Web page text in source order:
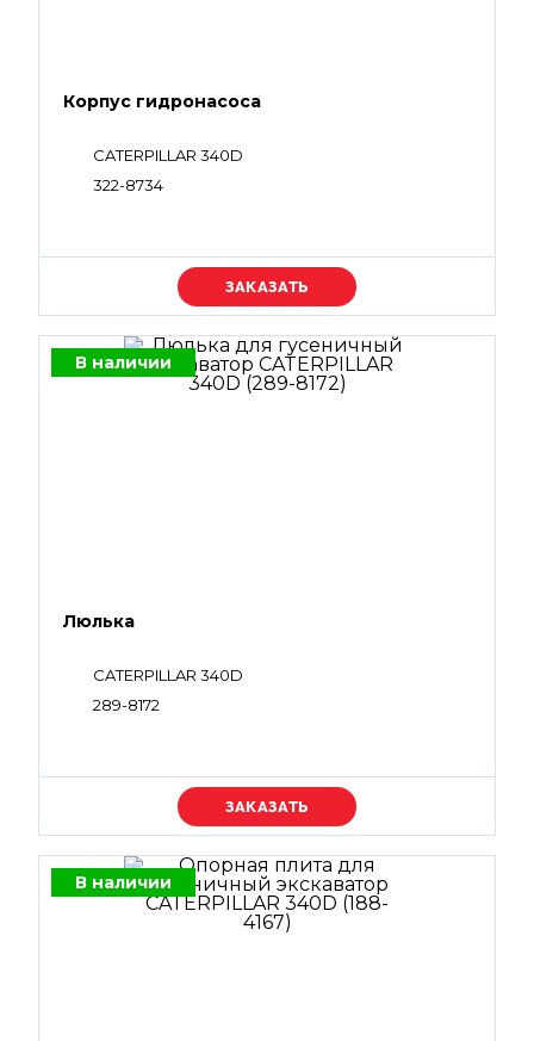
Корпус гидронасоса
CATERPILLAR 340D
322-8734
Уточняйте цену
В наличии
Люлька
CATERPILLAR 340D
289-8172
Уточняйте цену
В наличии